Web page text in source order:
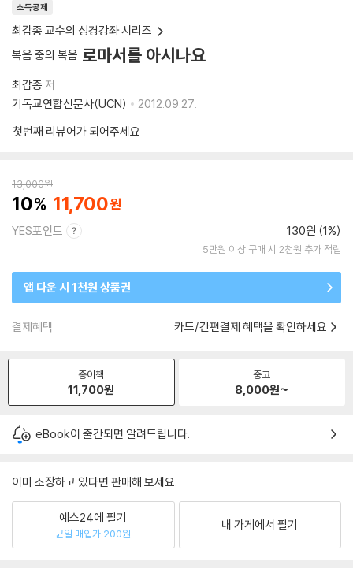
소득공제
최갑종 교수의 성경강좌 시리즈
복음 중의 복음 로마서를 아시나요
최갑종 저
기독교연합신문사(UCN)
2012.09.27.
첫번째 리뷰어가 되어주세요
13,000원
10 11,700
YES포인트 130원 (1%)
5만원 이상 구매 시 2천원 추가 적립
앱 다운 시 1천원 상품권
결제혜택 카드/간편결제 혜택을 확인하세요
종이책
11,700원
중고
8,000원~
eBook이 출간되면 알려드립니다.
이미 소장하고 있다면 판매해 보세요.
예스24에 팔기
균일 매입가 200원
내 가게에서 팔기